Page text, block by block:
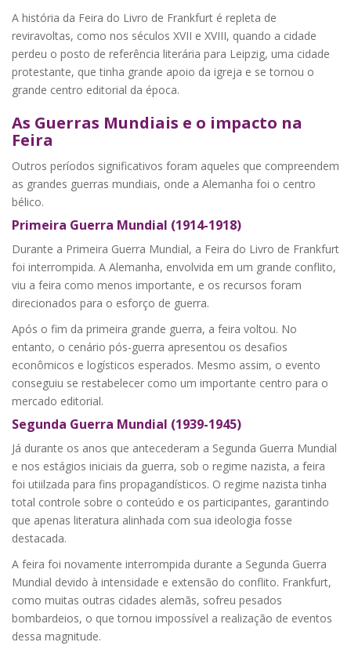
A história da Feira do Livro de Frankfurt é repleta de
reviravoltas, como nos séculos XVII e XVIII, quando a cidade
perdeu o posto de referência literária para Leipzig, uma cidade
protestante, que tinha grande apoio da igreja e se tornou o
grande centro editorial da época.
As Guerras Mundiais e o impacto na
Feira
Outros períodos significativos foram aqueles que compreendem
as grandes guerras mundiais, onde a Alemanha foi o centro
bélico.
Primeira Guerra Mundial (1914-1918)
Durante a Primeira Guerra Mundial, a Feira do Livro de Frankfurt
foi interrompida. A Alemanha, envolvida em um grande conflito,
viu a feira como menos importante, e os recursos foram
direcionados para o esforço de guerra.
Após o fim da primeira grande guerra, a feira voltou. No
entanto, o cenário pós-guerra apresentou os desafios
econômicos e logísticos esperados. Mesmo assim, o evento
conseguiu se restabelecer como um importante centro para o
mercado editorial.
Segunda Guerra Mundial (1939-1945)
Já durante os anos que antecederam a Segunda Guerra Mundial
e nos estágios iniciais da guerra, sob o regime nazista, a feira
foi utiilzada para fins propagandísticos. O regime nazista tinha
total controle sobre o conteúdo e os participantes, garantindo
que apenas literatura alinhada com sua ideologia fosse
destacada.
A feira foi novamente interrompida durante a Segunda Guerra
Mundial devido à intensidade e extensão do conflito. Frankfurt,
como muitas outras cidades alemãs, sofreu pesados
bombardeios, o que tornou impossível a realização de eventos
dessa magnitude.